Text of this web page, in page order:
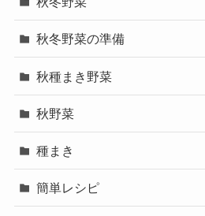
秋冬野菜の準備
秋種まき野菜
秋野菜
種まき
簡単レシピ